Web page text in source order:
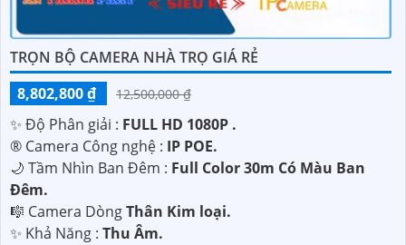
TRỌN BỘ CAMERA NHÀ TRỌ GIÁ RẺ
8,802,800 ₫
12,500,000 ₫
✨ Độ Phân giải : FULL HD 1080P .
®️ Camera Công nghệ : IP POE.
🌙 Tầm Nhìn Ban Đêm : Full Color 30m Có Màu Ban
Ðêm.
🎼️ Camera DòngThân Kim loại.
️✨ Khả Năng : Thu Âm.